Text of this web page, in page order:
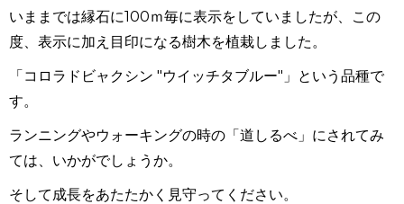
いままでは縁石に100ｍ毎に表示をしていましたが、この
度、表示に加え目印になる樹木を植栽しました。
「コロラドビャクシン "ウイッチタブルー"」という品種で
す。
ランニングやウォーキングの時の「道しるべ」にされてみ
ては、いかがでしょうか。
そして成長をあたたかく見守ってください。